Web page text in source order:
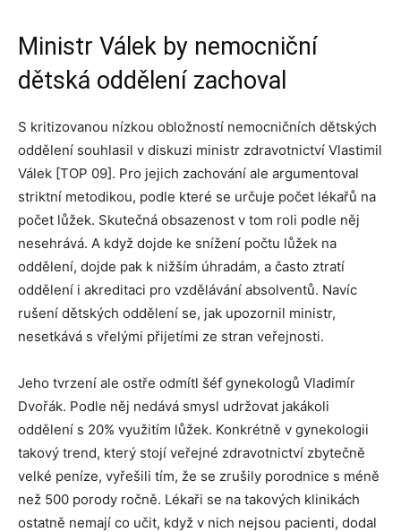
Ministr Válek by nemocniční
dětská oddělení zachoval
S kritizovanou nízkou obložností nemocničních dětských
oddělení souhlasil v diskuzi ministr zdravotnictví Vlastimil
Válek [TOP 09]. Pro jejich zachování ale argumentoval
striktní metodikou, podle které se určuje počet lékařů na
počet lůžek. Skutečná obsazenost v tom roli podle něj
nesehrává. A když dojde ke snížení počtu lůžek na
oddělení, dojde pak k nižším úhradám, a často ztratí
oddělení i akreditaci pro vzdělávání absolventů. Navíc
rušení dětských oddělení se, jak upozornil ministr,
nesetkává s vřelými přijetími ze stran veřejnosti.
Jeho tvrzení ale ostře odmítl šéf gynekologů Vladimír
Dvořák. Podle něj nedává smysl udržovat jakákoli
oddělení s 20% využitím lůžek. Konkrétně v gynekologii
takový trend, který stojí veřejné zdravotnictví zbytečně
velké peníze, vyřešili tím, že se zrušily porodnice s méně
než 500 porody ročně. Lékaři se na takových klinikách
ostatně nemají co učit, když v nich nejsou pacienti, dodal